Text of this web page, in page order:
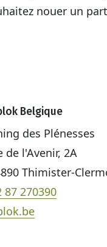
nouer un
Belgique
des Plénesses
de l'Avenir, 2A
Thimister-
87 270390